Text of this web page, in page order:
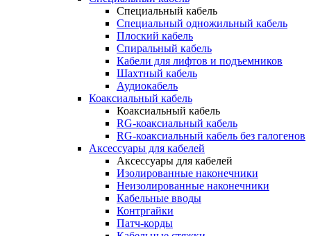
Специальный кабель
Специальный одножильный кабель
Плоский кабель
Спиральный кабель
Кабели для лифтов и подъемников
Шахтный кабель
Аудиокабель
Коаксиальный кабель
Коаксиальный кабель
RG-коаксиальный кабель
RG-коаксиальный кабель без галогенов
Аксессуары для кабелей
Аксессуары для кабелей
Изолированные наконечники
Неизолированные наконечники
Кабельные вводы
Контргайки
Патч-корды